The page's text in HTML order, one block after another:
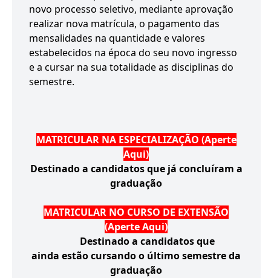
novo processo seletivo, mediante aprovação
realizar nova matrícula, o pagamento das
mensalidades na quantidade e valores
estabelecidos na época do seu novo ingresso
e a cursar na sua totalidade as disciplinas do
semestre.
MATRICULAR NA ESPECIALIZAÇÃO (Aperte
Aqui)
Destinado a candidatos que já concluíram a
graduação
MATRICULAR NO CURSO DE EXTENSÃO
(Aperte Aqui)
Destinado a candidatos que
ainda estão cursando o último semestre da
graduação